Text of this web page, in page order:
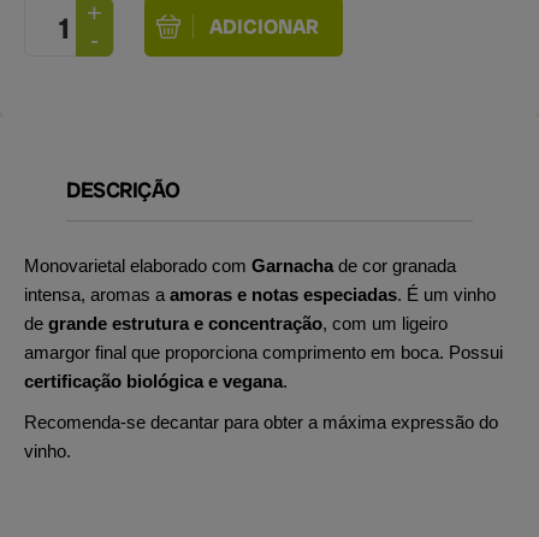
DESCRIÇÃO
Monovarietal elaborado com Garnacha de cor granada
intensa, aromas a amoras e notas especiadas. É um vinho
de grande estrutura e concentração, com um ligeiro
amargor final que proporciona comprimento em boca. Possui
certificação biológica e vegana.
Recomenda-se decantar para obter a máxima expressão do
vinho.